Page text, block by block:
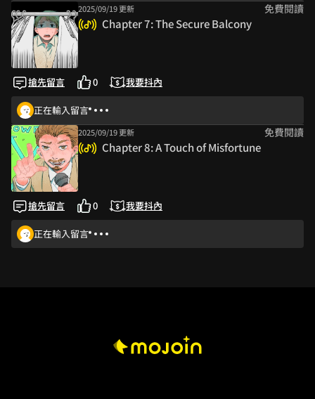
2025/09/19 更新 免費閱讀
Chapter 7: The Secure Balcony
搶先留言 0 我要抖內
正在輸入留言
2025/09/19 更新 免費閱讀
Chapter 8: A Touch of Misfortune
搶先留言 0 我要抖內
正在輸入留言